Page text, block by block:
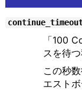
「100
スを待
この秒
エスト